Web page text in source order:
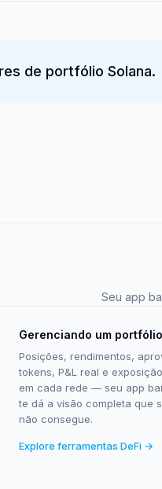
de portfólio Solana.
Seu app
Gerenciando um
Posições, rendimentos,
tokens, P&L real e
em cada rede — seu app
te dá a visão completa que
não consegue.
Explore ferramentas DeFi →